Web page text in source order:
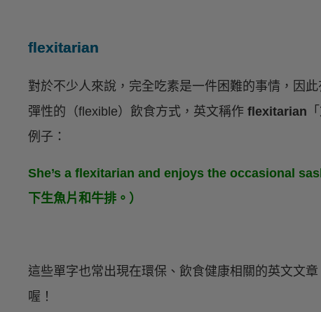
flexitarian
對於不少人來說，完全吃素是一件困難的事情，因
彈性的（flexible）飲食方式，英文稱作 flexitarian 「
例子：
She’s a flexitarian and enjoys the occasional
下生魚片和牛排。）
這些單字也常出現在環保、飲食健康相關的英文文
喔！